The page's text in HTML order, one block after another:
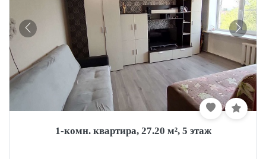
1-комн. квартира, 27.20 м², 5 этаж